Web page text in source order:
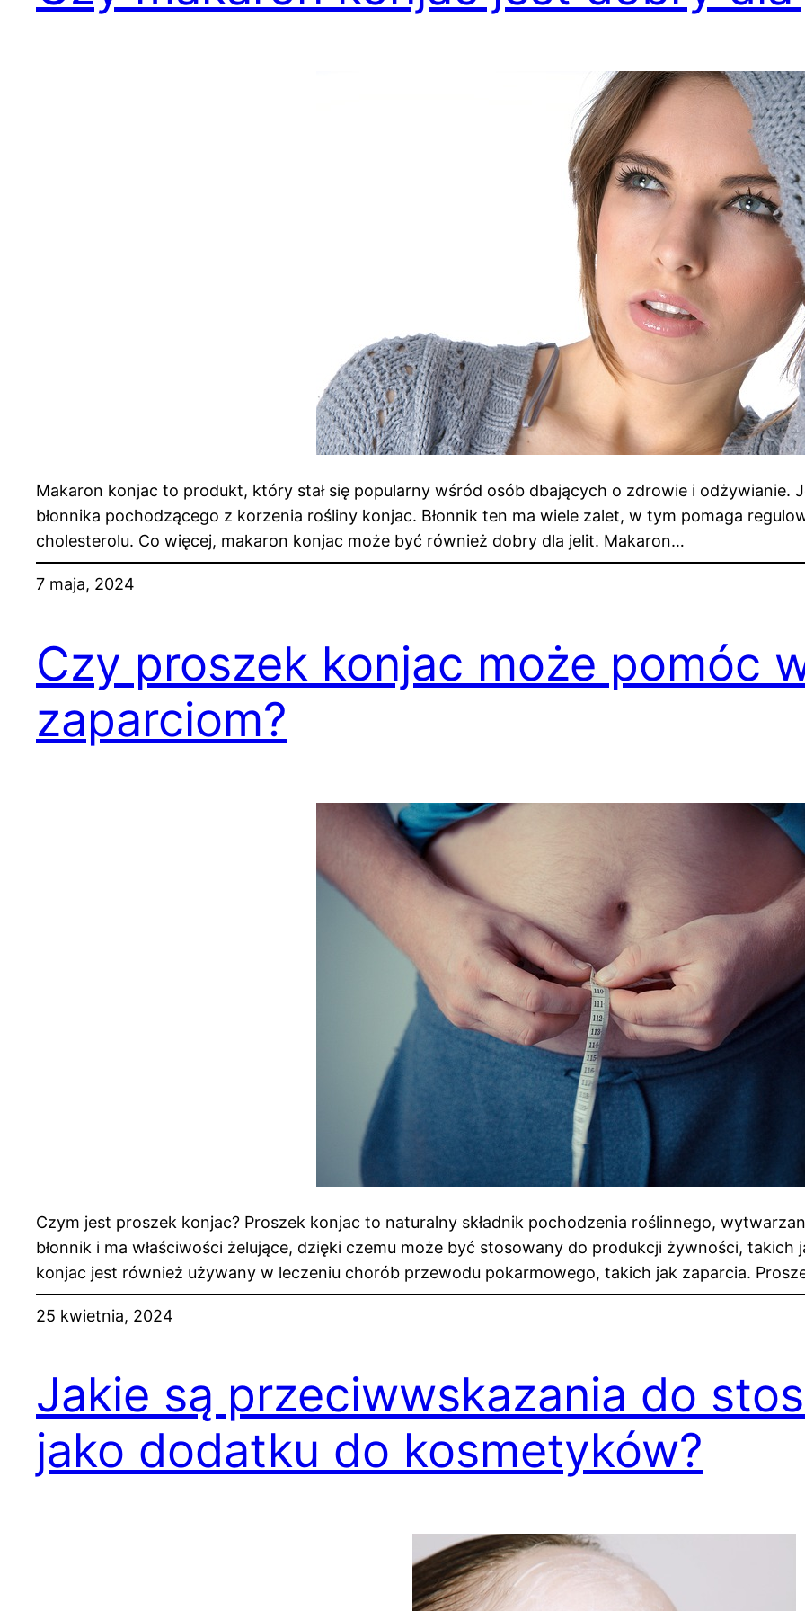
Makaron konjac to produkt, który stał się popularny wśród osób dbających o zdrowie i odżywianie.
błonnika pochodzącego z korzenia rośliny konjac. Błonnik ten ma wiele zalet, w tym pomaga
cholesterolu. Co więcej, makaron konjac może być również dobry dla jelit. Makaron…
7 maja, 2024
Czy proszek konjac może pomóc
zaparciom?
Czym jest proszek konjac? Proszek konjac to naturalny składnik pochodzenia roślinnego,
błonnik i ma właściwości żelujące, dzięki czemu może być stosowany do produkcji żywności,
konjac jest również używany w leczeniu chorób przewodu pokarmowego, takich jak zaparcia.
25 kwietnia, 2024
Jakie są przeciwwskazania do
jako dodatku do kosmetyków?